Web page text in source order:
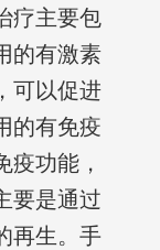
疗主要包
的有激素
可以促进
的有免疫
疫功能，
要是通过
再生。手